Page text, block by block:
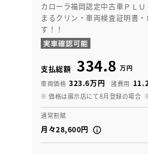
カローラ福岡認定中古車ＰＬ
まるクリン・車両検査証明書
す！！
支払総額 334.8 万円
車両価格 323.6万円 諸費用
※ 価格は展示店にて8月登録の場合
通常割賦
月々28,600円